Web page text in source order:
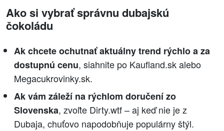
Ako si vybrať správnu dubajskú
čokoládu
Ak chcete ochutnať aktuálny trend rýchlo a za
dostupnú cenu, siahnite po Kaufland.sk alebo
Megacukrovinky.sk.
Ak vám záleží na rýchlom doručení zo
Slovenska, zvoľte Dirty.wtf – aj keď nie je z
Dubaja, chuťovo napodobňuje populárny štýl.